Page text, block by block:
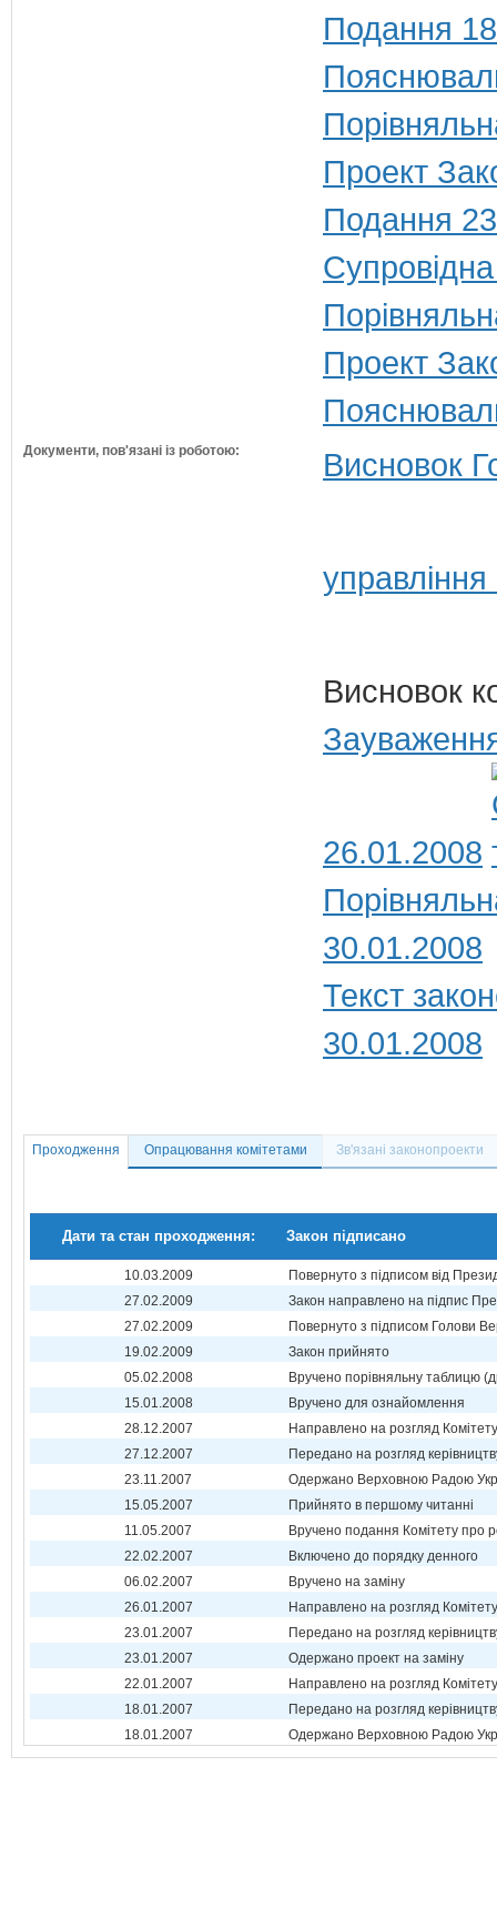
Подання
Проект
Подання
Проект
Документи, пов'язані із роботою: Висновок
Висновок
26.01.2008
30.01.2008
Текст
30.01.2008
Проходження Опрацювання комітетами Зв'язані законопроекти
Дати та стан проходження: Закон підписано
10.03.2009
Повернуто з підписом від
27.02.2009
Закон направлено на підпис
27.02.2009
Повернуто з підписом Голови
19.02.2009
Закон прийнято
05.02.2008
Вручено порівняльну таблицю
15.01.2008
Вручено для ознайомлення
28.12.2007
Направлено на розгляд Комітету
27.12.2007
Передано на розгляд
23.11.2007
Одержано Верховною Радою
15.05.2007
Прийнято в першому читанні
11.05.2007
Вручено подання Комітету про
22.02.2007
Включено до порядку денного
06.02.2007
Вручено на заміну
26.01.2007
Направлено на розгляд Комітету
23.01.2007
Передано на розгляд
23.01.2007
Одержано проект на заміну
22.01.2007
Направлено на розгляд Комітету
18.01.2007
Передано на розгляд
18.01.2007
Одержано Верховною Радою